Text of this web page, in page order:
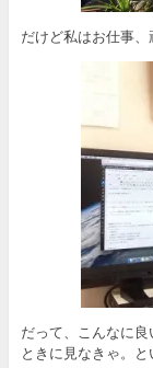
だけど私はお仕事、
だって、こんなに
ときに見なきゃ。と